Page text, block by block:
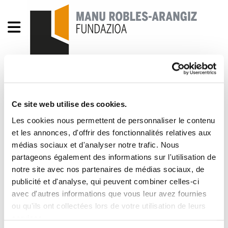
Ce site web utilise des cookies.
Les cookies nous permettent de personnaliser le contenu
et les annonces, d'offrir des fonctionnalités relatives aux
médias sociaux et d'analyser notre trafic. Nous
partageons également des informations sur l'utilisation de
notre site avec nos partenaires de médias sociaux, de
publicité et d'analyse, qui peuvent combiner celles-ci
avec d'autres informations que vous leur avez fournies
ou qu'ils ont collectées lors de votre utilisation de leurs
Enbata + Alda! 2111
2010/01/14 .- Batera consultation le 14 mars.- Et
le «Topo».- Euskal Lurralde elkargo baten
sortzearen alde zirea ?.- La France et le génocide
rwandais. Michaël Alcibar.- Batera en route vers la
consultation. Juliette Bergouignan.- «Donner la
parole au peuple est fondamental. Jakes
Bortayrou.- Kontsulta hau ez da legez kanpokoa.-